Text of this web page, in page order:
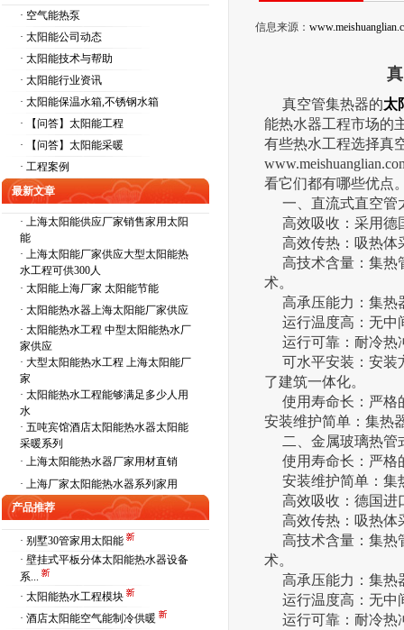
· 空气能热泵
· 太阳能公司动态
· 太阳能技术与帮助
· 太阳能行业资讯
· 太阳能保温水箱,不锈钢水箱
· 【问答】太阳能工程
· 【问答】太阳能采暖
· 工程案例
最新文章
· 上海太阳能供应厂家销售家用太阳
能
· 上海太阳能厂家供应大型太阳能热
水工程可供300人
· 太阳能上海厂家 太阳能节能
· 太阳能热水器上海太阳能厂家供应
· 太阳能热水工程 中型太阳能热水厂
家供应
· 大型太阳能热水工程 上海太阳能厂
家
· 太阳能热水工程能够满足多少人用
水
· 五吨宾馆酒店太阳能热水器太阳能
采暖系列
· 上海太阳能热水器厂家用材直销
· 上海厂家太阳能热水器系列家用
产品推荐
· 别墅30管家用太阳能
· 壁挂式平板分体太阳能热水器设备
系...
· 太阳能热水工程模块
· 酒店太阳能空气能制冷供暖
信息来源：
真空管集热器的太
能热水器工程市场的
有些热水工程选择真
看它们都有哪些优点
一、直流式直空管
高效吸收：采用德
高效传热：吸热体
高技术含量：集热
术。
高承压能力：集热
运行温度高：无中
运行可靠：耐冷热
可水平安装：安装
了建筑一体化。
使用寿命长：严格
安装维护简单：集热
二、金属玻璃热管
使用寿命长：严格
安装维护简单：集
高效吸收：德国进
高效传热：吸热体
高技术含量：集热
术。
高承压能力：集热
运行温度高：无中
运行可靠：耐冷热